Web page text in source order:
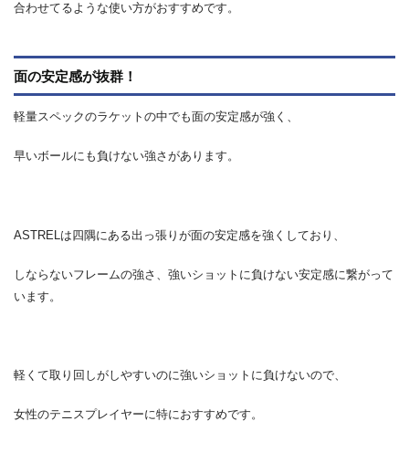
合わせてるような使い方がおすすめです。
面の安定感が抜群！
軽量スペックのラケットの中でも面の安定感が強く、
早いボールにも負けない強さがあります。
ASTRELは四隅にある出っ張りが面の安定感を強くしており、
しならないフレームの強さ、強いショットに負けない安定感に繋がって
います。
軽くて取り回しがしやすいのに強いショットに負けないので、
女性のテニスプレイヤーに特におすすめです。